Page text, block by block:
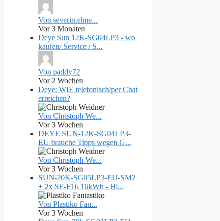
Von severin.elme...
Vor 3 Monaten
Deye Sun 12K-SG04LP3 - wo
kaufen/ Service / S...
Von paddy72
Vor 2 Wochen
Deye: WIE telefonisch/per Chat
erreichen?
Von Christoph We...
Vor 3 Wochen
DEYE SUN-12K-SG04LP3-
EU brauche Tipps wegen G...
Von Christoph We...
Vor 3 Wochen
SUN‑20K‑SG05LP3‑EU‑SM2
+ 2x SE-F16 16kWh - Hi...
Von Plastiko Fan...
Vor 3 Wochen